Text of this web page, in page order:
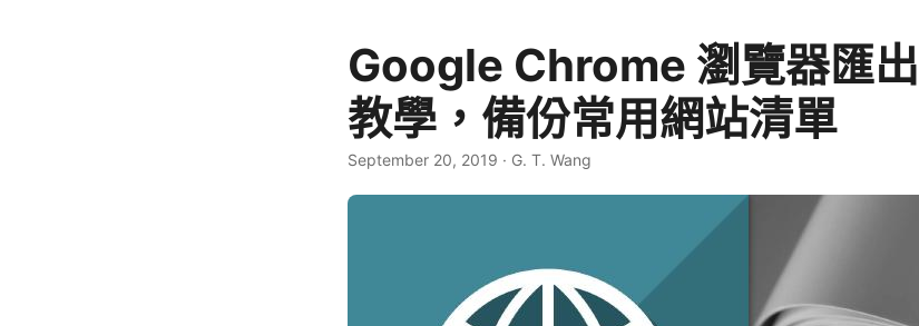
Google Chrome 瀏覽器匯
教學，備份常用網站清單
September 20, 2019 · G. T. Wang